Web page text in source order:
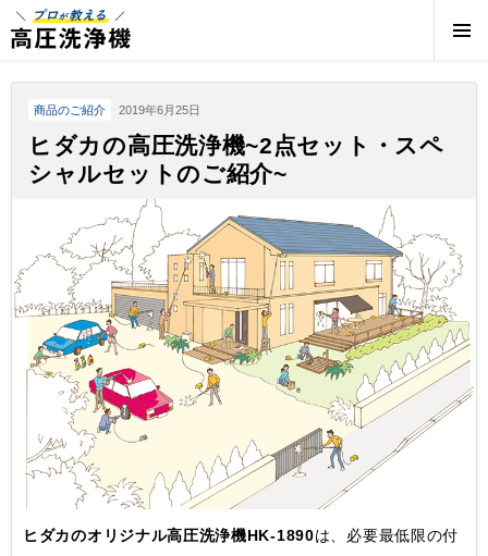
商品のご紹介 2019年6月25日
ヒダカの高圧洗浄機~2点セット・スペ
シャルセットのご紹介~
ヒダカのオリジナル高圧洗浄機HK-1890は、必要最低限の付